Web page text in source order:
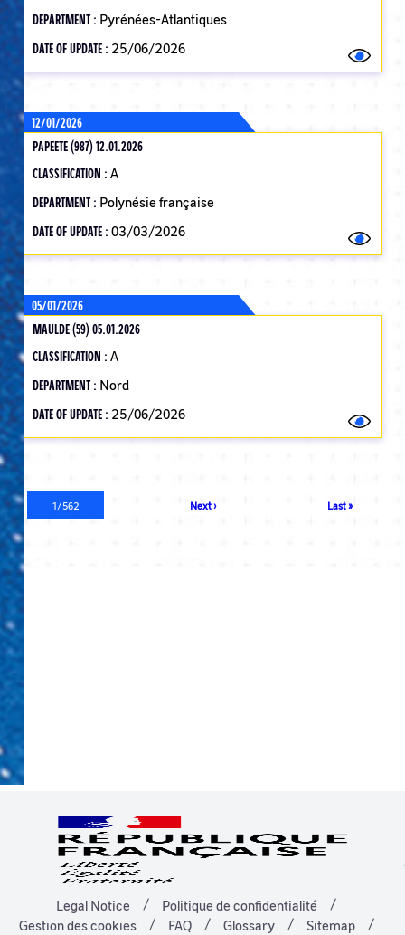
DEPARTMENT : Pyrénées-Atlantiques
DATE OF UPDATE : 25/06/2026
12/01/2026
PAPEETE (987) 12.01.2026
CLASSIFICATION : A
DEPARTMENT : Polynésie française
DATE OF UPDATE : 03/03/2026
05/01/2026
MAULDE (59) 05.01.2026
CLASSIFICATION : A
DEPARTMENT : Nord
DATE OF UPDATE : 25/06/2026
PaginationCurrent
page
1/562
Next
Next ›
Last
Last »
Legal Notice
Politique de confidentialité
Gestion des cookies
FAQ Glossary
Sitemap